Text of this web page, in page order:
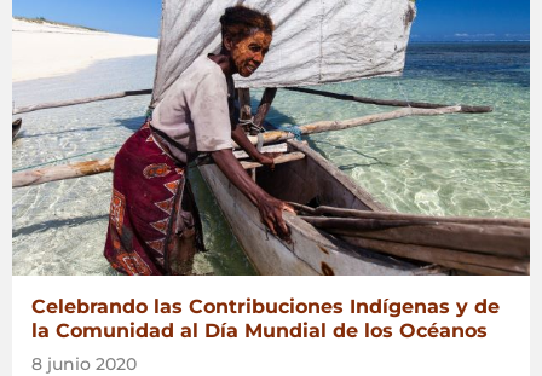
Celebrando las Contribuciones Indígenas y de
la Comunidad al Día Mundial de los Océanos
8 junio 2020